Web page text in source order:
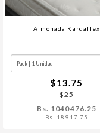
Almohada Kardaflex
$13.75
$25
Bs. 1040476.25
Bs. 18917.75